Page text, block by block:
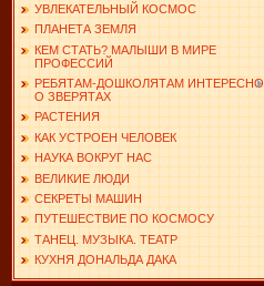
УВЛЕКАТЕЛЬНЫЙ КОСМОС
ПЛАНЕТА ЗЕМЛЯ
КЕМ СТАТЬ? МАЛЫШИ В МИРЕ
ПРОФЕССИЙ
РЕБЯТАМ-ДОШКОЛЯТАМ ИНТЕРЕСНО
О ЗВЕРЯТАХ
РАСТЕНИЯ
КАК УСТРОЕН ЧЕЛОВЕК
НАУКА ВОКРУГ НАС
ВЕЛИКИЕ ЛЮДИ
СЕКРЕТЫ МАШИН
ПУТЕШЕСТВИЕ ПО КОСМОСУ
ТАНЕЦ. МУЗЫКА. ТЕАТР
КУХНЯ ДОНАЛЬДА ДАКА